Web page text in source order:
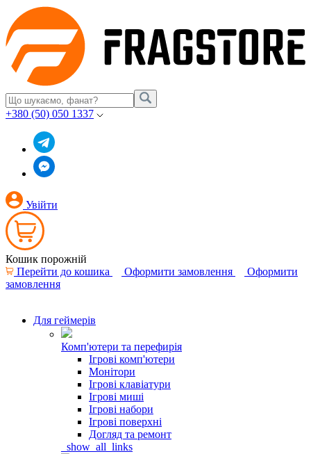
+380 (50) 050 1337
Увійти
Кошик порожній
Перейти до кошика
Оформити замовлення
Оформити
замовлення
Для геймерів
Комп'ютери та перефирія
Ігрові комп'ютери
Монітори
Ігрові клавіатури
Ігрові миші
Ігрові набори
Ігрові поверхні
Догляд та ремонт
_show_all_links